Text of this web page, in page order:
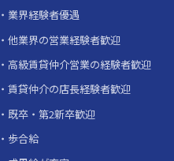
業界経験者優遇
他業界の営業経験者歓迎
高級賃貸仲介営業の経験者歓迎
賃貸仲介の店長経験者歓迎
既卒・第2新卒歓迎
歩合給